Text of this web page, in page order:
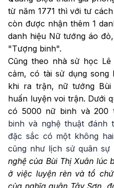
từ năm 1771 thì với tư
còn được nhận thêm 1
danh hiệu Nữ tướng áo
"Tượng binh".
Cũng theo nhà sử học
cảm, có tài sử dụng song
khi ra trận, nữ tướng
huấn luyện voi trận. Dưới
có 5000 nữ binh và 200
binh và nghệ thuật đánh
đặc sắc có một không
cũng như lịch sử quân
nghệ của Bùi Thị Xuân lúc
ở việc luyện rèn và tổ
của nghĩa quân Tây Sơn,